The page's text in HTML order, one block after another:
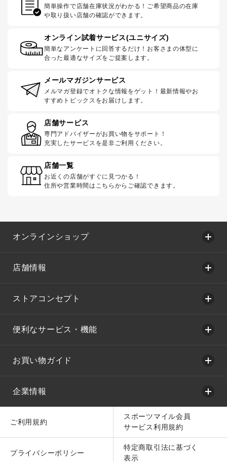
簡単操作で店舗在庫状況がわかる！ご希望商品の在庫
や取り扱い店舗の確認ができます。
オンライン試着サービス(ユニサイズ)
簡単なアンケートに回答するだけ！お客さまの体型に
合った最適なサイズをご提案します。
メールマガジンサービス
メルマガ登録でオトクな情報をゲット！最新情報やお
すすめトピックスをお届けします。
店舗サービス
専門アドバイザーがお買い物をサポート！
充実したサービスを是非ご利用ください。
店舗一覧
お近くの店舗がすぐに見つかる！
住所や営業時間はこちらからご確認できます。
オンラインショップ
店舗情報
ストアコンセプト
便利なサービス・機能
お買い物ガイド
企業情報
ご利用規約
スポーツマイル会員
サービス利用規約
プライバシーポリシー
特定商取引法に基づく
表示